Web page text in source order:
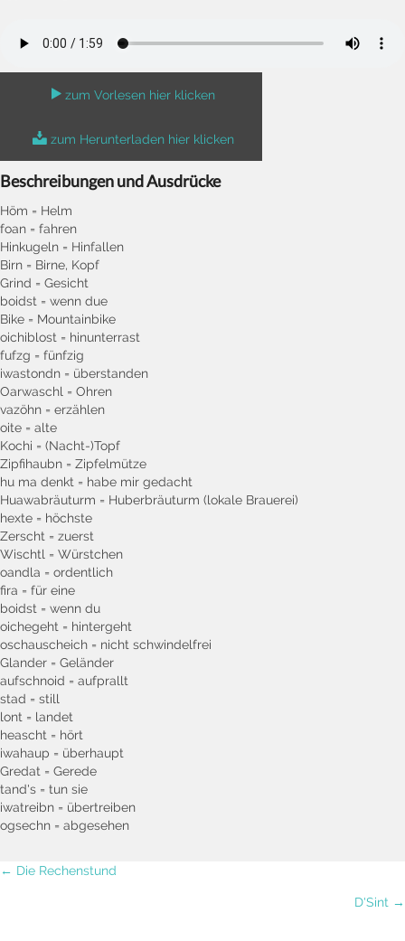
zum Vorlesen hier klicken
zum Herunterladen hier klicken
Beschreibungen und Ausdrücke
Höm = Helm
foan = fahren
Hinkugeln = Hinfallen
Birn = Birne, Kopf
Grind = Gesicht
boidst = wenn due
Bike = Mountainbike
oichiblost = hinunterrast
fufzg = fünfzig
iwastondn = überstanden
Oarwaschl = Ohren
vazöhn = erzählen
oite = alte
Kochi = (Nacht-)Topf
Zipfihaubn = Zipfelmütze
hu ma denkt = habe mir gedacht
Huawabräuturm = Huberbräuturm (lokale Brauerei)
hexte = höchste
Zerscht = zuerst
Wischtl = Würstchen
oandla = ordentlich
fira = für eine
boidst = wenn du
oichegeht = hintergeht
oschauscheich = nicht schwindelfrei
Glander = Geländer
aufschnoid = aufprallt
stad = still
lont = landet
heascht = hört
iwahaup = überhaupt
Gredat = Gerede
tand's = tun sie
iwatreibn = übertreiben
ogsechn = abgesehen
Posts
← Die Rechenstund
D'Sint →